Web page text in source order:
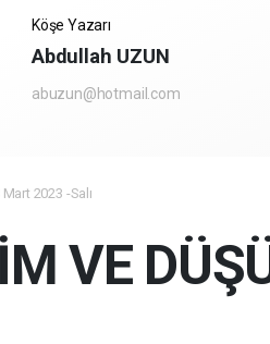
Köşe Yazarı
Abdullah UZUN
abuzun@hotmail.com
2023 -Salı
VE